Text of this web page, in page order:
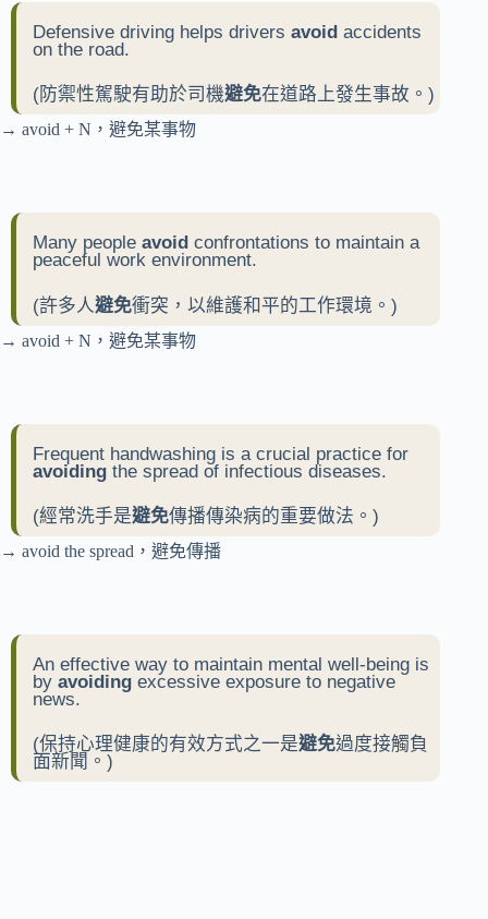
Defensive driving helps drivers avoid accidents
on the road.
(防禦性駕駛有助於司機避免在道路上發生事故。)
→ avoid + N，避免某事物
Many people avoid confrontations to maintain a
peaceful work environment.
(許多人避免衝突，以維護和平的工作環境。)
→ avoid + N，避免某事物
Frequent handwashing is a crucial practice for
avoiding the spread of infectious diseases.
(經常洗手是避免傳播傳染病的重要做法。)
→ avoid the spread，避免傳播
An effective way to maintain mental well-being is
by avoiding excessive exposure to negative
news.
(保持心理健康的有效方式之一是避免過度接觸負
面新聞。)